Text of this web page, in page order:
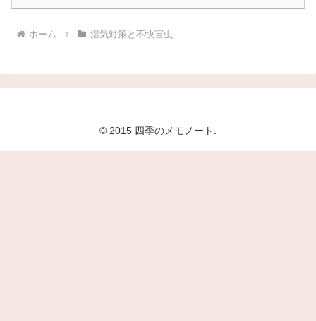
ホーム 湿気対策と不快害虫
© 2015 四季のメモノート.